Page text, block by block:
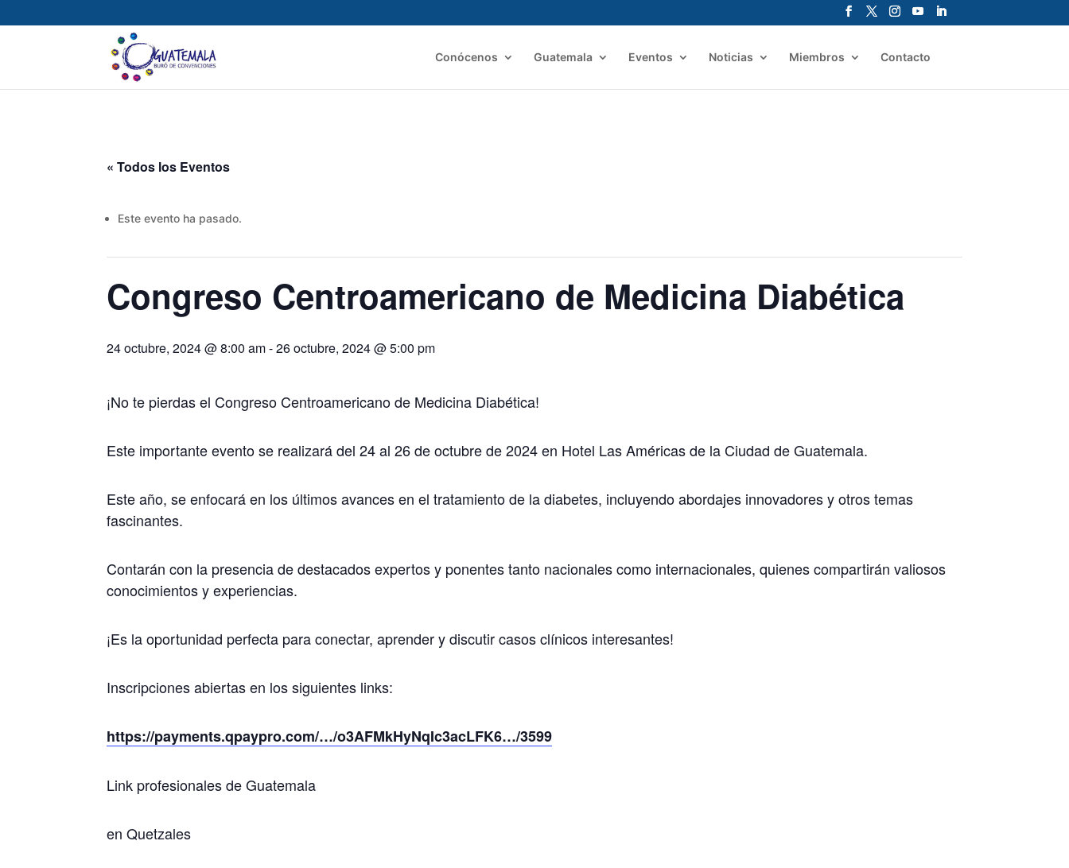
Conócenos Guatemala Eventos Noticias Miembros Contacto
« Todos los Eventos
Este evento ha pasado.
Congreso Centroamericano de Medicina Diabética
24 octubre, 2024 @ 8:00 am-26 octubre, 2024 @ 5:00 pm
¡No te pierdas el Congreso Centroamericano de Medicina Diabética!
Este importante evento se realizará del 24 al 26 de octubre de 2024 en Hotel Las Américas de la Ciudad de Guatemala.
Este año, se enfocará en los últimos avances en el tratamiento de la diabetes, incluyendo abordajes innovadores y otros temas
fascinantes.
Contarán con la presencia de destacados expertos y ponentes tanto nacionales como internacionales, quienes compartirán valiosos
conocimientos y experiencias.
¡Es la oportunidad perfecta para conectar, aprender y discutir casos clínicos interesantes!
Inscripciones abiertas en los siguientes links:
https://payments.qpaypro.com/…/o3AFMkHyNqIc3acLFK6…/3599
Link profesionales de Guatemala
en Quetzales